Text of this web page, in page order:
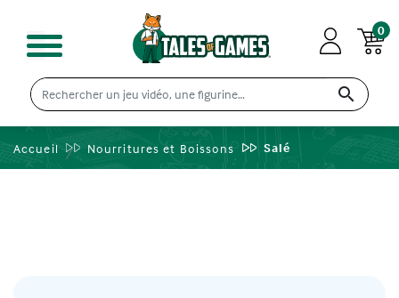

0
Accueil Nourritures et Boissons Salé